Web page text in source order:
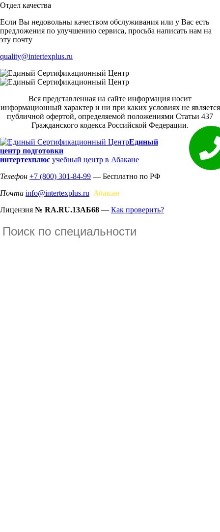
Отдел качества
Если Вы недовольны качеством обслуживания или у Вас есть
предложения по улучшению сервиса, просьба написать нам на
эту почту
quality@intertexplus.ru
Вся представленная на сайте информация носит
информационный характер и ни при каких условиях не является
публичной офертой, определяемой положениями Статьи 437
Гражданского кодекса Российской Федерации.
Единый
центр подготовки
интертехплюс учебный центр в Абакане
Телефон +7 (800) 301-84-99 — Бесплатно по РФ
Почта info@intertexplus.ru Абакан
Лицензия № RA.RU.13АБ68 — Как проверить?